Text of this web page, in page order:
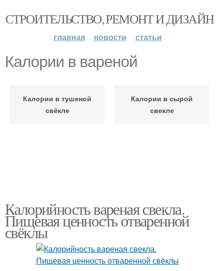
СТРОИТЕЛЬСТВО, РЕМОНТ И ДИЗАЙН
главная новости статьи
Калории в вареной
Калории в тушеной
свёкле
Калории в сырой
свекле
Калорийность вареная свекла.
Пищевая ценность отваренной
свёклы